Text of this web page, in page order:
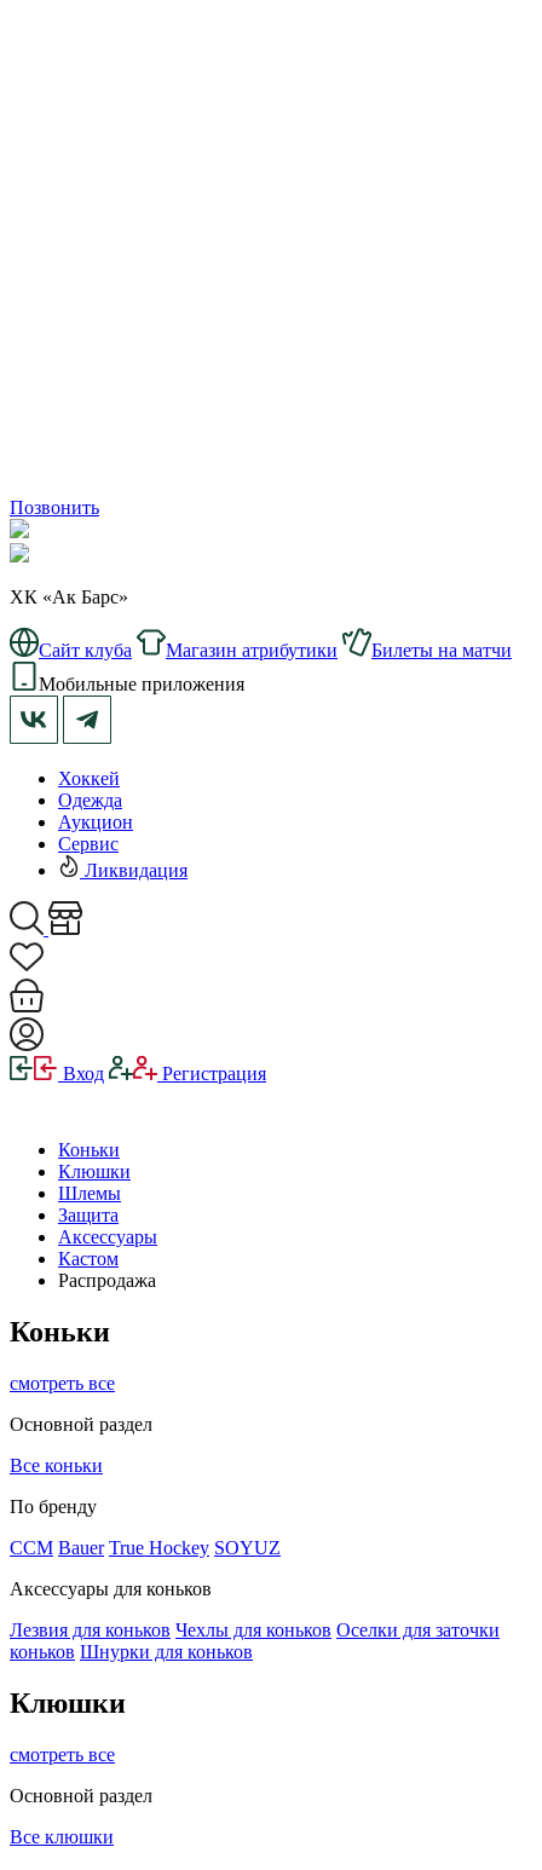
Позвонить
ХК «Ак Барс»
Сайт клуба Магазин атрибутики
Билеты на матчи
Мобильные приложения
Хоккей
Одежда
Аукцион
Сервис
Ликвидация
Вход Регистрация
Коньки
Клюшки
Шлемы
Защита
Аксессуары
Кастом
Распродажа
Коньки
смотреть все
Основной раздел
Все коньки
По бренду
ССМ Bauer True Hockey SOYUZ
Аксессуары для коньков
Лезвия для коньков Чехлы для коньков Оселки для заточки
коньков Шнурки для коньков
Клюшки
смотреть все
Основной раздел
Все клюшки